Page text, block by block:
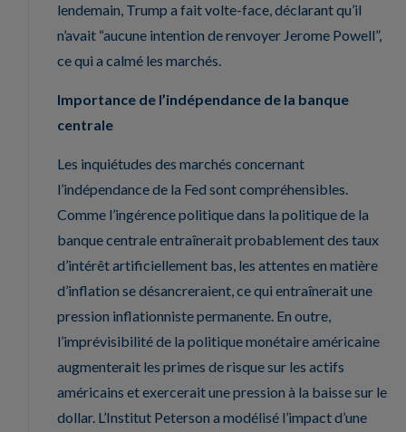
lendemain, Trump a fait volte-face, déclarant qu’il
n’avait “aucune intention de renvoyer Jerome Powell”,
ce qui a calmé les marchés.
Importance de l’indépendance de la banque
centrale
Les inquiétudes des marchés concernant
l’indépendance de la Fed sont compréhensibles.
Comme l’ingérence politique dans la politique de la
banque centrale entraînerait probablement des taux
d’intérêt artificiellement bas, les attentes en matière
d’inflation se désancreraient, ce qui entraînerait une
pression inflationniste permanente. En outre,
l’imprévisibilité de la politique monétaire américaine
augmenterait les primes de risque sur les actifs
américains et exercerait une pression à la baisse sur le
dollar. L’Institut Peterson a modélisé l’impact d’une